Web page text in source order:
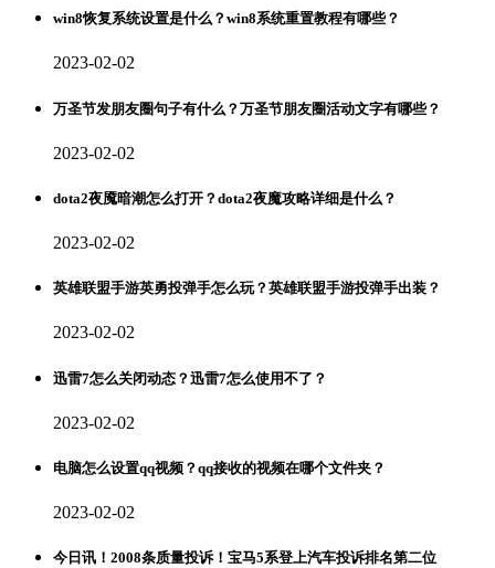
win8恢复系统设置是什么？win8系统重置教程有哪些？
2023-02-02
万圣节发朋友圈句子有什么？万圣节朋友圈活动文字有哪些？
2023-02-02
dota2夜魇暗潮怎么打开？dota2夜魔攻略详细是什么？
2023-02-02
英雄联盟手游英勇投弹手怎么玩？英雄联盟手游投弹手出装？
2023-02-02
迅雷7怎么关闭动态？迅雷7怎么使用不了？
2023-02-02
电脑怎么设置qq视频？qq接收的视频在哪个文件夹？
2023-02-02
今日讯！2008条质量投诉！宝马5系登上汽车投诉排名第二位